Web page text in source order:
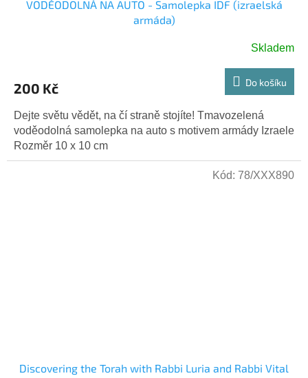
VODĚODOLNÁ NA AUTO - Samolepka IDF (izraelská
armáda)
Skladem
200 Kč Do košíku
Dejte světu vědět, na čí straně stojíte! Tmavozelená
voděodolná samolepka na auto s motivem armády Izraele
Rozměr 10 x 10 cm
Discovering the Torah with Rabbi Luria and Rabbi Vital
Kód: 78/XXX890